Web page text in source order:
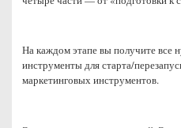
На каждом этапе вы получите все
инструменты для старта/
маркетинговых инструментов.